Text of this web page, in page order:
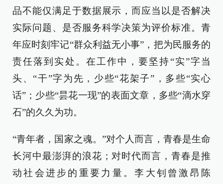
品不能仅满足于数据展示，而应当以是否解决
实际问题、是否服务科学决策为评价标准。青
年应时刻牢记“群众利益无小事”，把为民服务的
责任落到实处。在工作中，要坚持“实”字当
头、“干”字为先，少些“花架子”，多些“实心
话”；少些“昙花一现”的表面文章，多些“滴水穿
石”的久久为功。
“青年者，国家之魂。”对个人而言，青春是生命
长河中最澎湃的浪花；对时代而言，青春是推
动社会进步的重要力量。李大钊曾激昂陈